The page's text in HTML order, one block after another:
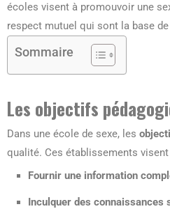
écoles visent à promouvoir une
respect mutuel qui sont la base
Sommaire
Les objectifs
Dans une école de sexe, les
qualité. Ces établissements
Fournir une information
Inculquer des